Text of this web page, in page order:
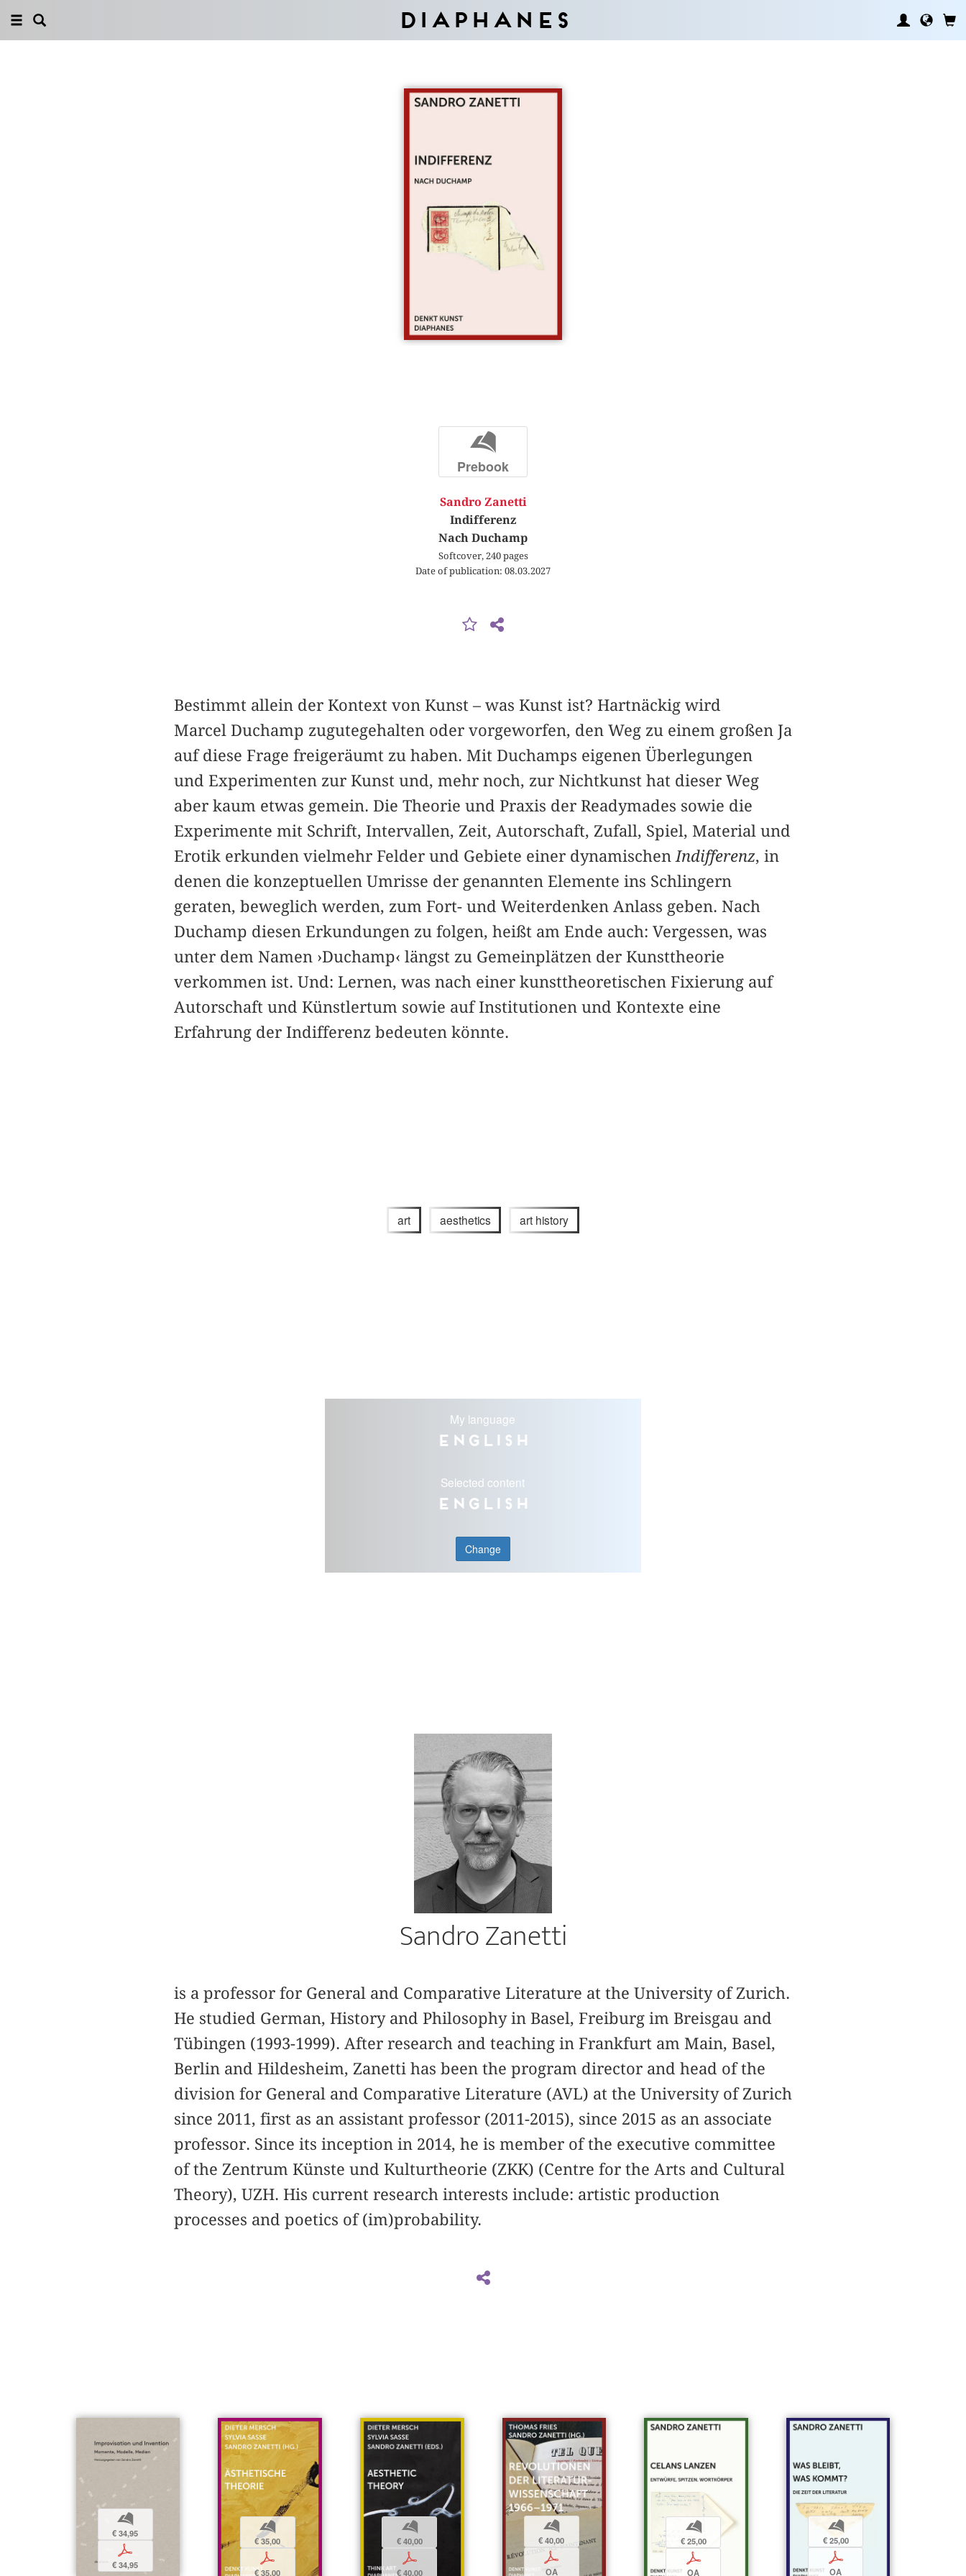
Diaphanes
b
Prebook
Sandro Zanetti
Indifferenz
Nach Duchamp
Softcover, 240 pages
Date of publication: 08.03.2027
Bestimmt allein der Kontext von Kunst – was Kunst ist? Hartnäckig wird
Marcel Duchamp zugutegehalten oder vorgeworfen, den Weg zu einem großen Ja
auf diese Frage freigeräumt zu haben. Mit Duchamps eigenen Überlegungen
und Experimenten zur Kunst und, mehr noch, zur Nichtkunst hat dieser Weg
aber kaum etwas gemein. Die Theorie und Praxis der Readymades sowie die
Experimente mit Schrift, Intervallen, Zeit, Autorschaft, Zufall, Spiel, Material und
Erotik erkunden vielmehr Felder und Gebiete einer dynamischen Indifferenz, in
denen die konzeptuellen Umrisse der genannten Elemente ins Schlingern
geraten, beweglich werden, zum Fort- und Weiterdenken Anlass geben. Nach
Duchamp diesen Erkundungen zu folgen, heißt am Ende auch: Vergessen, was
unter dem Namen ›Duchamp‹ längst zu Gemeinplätzen der Kunsttheorie
verkommen ist. Und: Lernen, was nach einer kunsttheoretischen Fixierung auf
Autorschaft und Künstlertum sowie auf Institutionen und Kontexte eine
Erfahrung der Indifferenz bedeuten könnte.
art aesthetics art history
My language
English
Selected content
English
Change
Sandro Zanetti
is a professor for General and Comparative Literature at the University of Zurich.
He studied German, History and Philosophy in Basel, Freiburg im Breisgau and
Tübingen (1993-1999). After research and teaching in Frankfurt am Main, Basel,
Berlin and Hildesheim, Zanetti has been the program director and head of the
division for General and Comparative Literature (AVL) at the University of Zurich
since 2011, first as an assistant professor (2011-2015), since 2015 as an associate
professor. Since its inception in 2014, he is member of the executive committee
of the Zentrum Künste und Kulturtheorie (ZKK) (Centre for the Arts and Cultural
Theory), UZH. His current research interests include: artistic production
processes and poetics of (im)probability.
b
€ 34,95
p
€ 34,95
b
€ 35,00
p
€ 35,00
b
€ 40,00
p
€ 40,00
b
€ 40,00
p
OA
b
€ 25,00
p
OA
b
€ 25,00
p
OA